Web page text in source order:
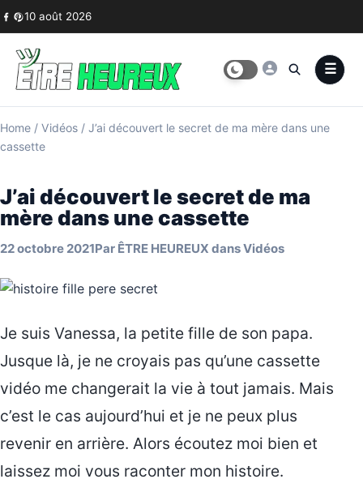
Skip to content
10 août 2026
Home / Vidéos / J’ai découvert le secret de ma mère dans une
cassette
J’ai découvert le secret de ma
mère dans une cassette
22 octobre 2021Par ÊTRE HEUREUX dansVidéos
Je suis Vanessa, la petite fille de son papa.
Jusque là, je ne croyais pas qu’une cassette
vidéo me changerait la vie à tout jamais. Mais
c’est le cas aujourd’hui et je ne peux plus
revenir en arrière. Alors écoutez moi bien et
laissez moi vous raconter mon histoire.